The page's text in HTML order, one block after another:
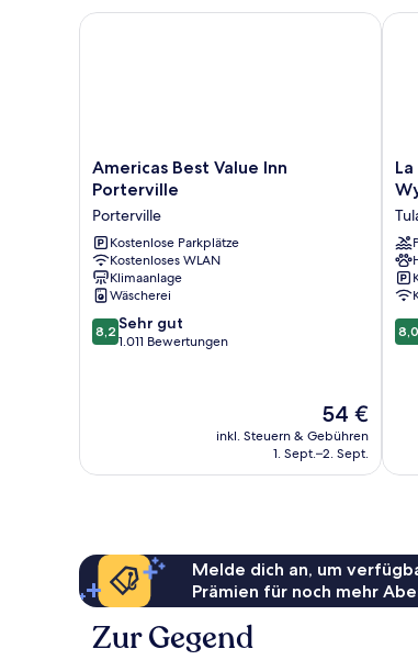
Nichtraucher
Americas
Best
Inn
Porterville
Porterville
Americas Best Value Inn
Porterville
Porterville
Kostenlose Parkplätze
Kostenloses WLAN
Klimaanlage
Wäscherei
8.2
von
8,2 Sehr gut
1.011 Bewertungen
Der
Preis
beträgt
54 €
inkl. Steuern & Gebühren
1. Sept.–2. Sept.
Americas Best Value Inn Porterville
La
Inn
&
by
8.0
von
8,0
La
Melde dich an, um
Prämien für noch mehr
Zur Gegend